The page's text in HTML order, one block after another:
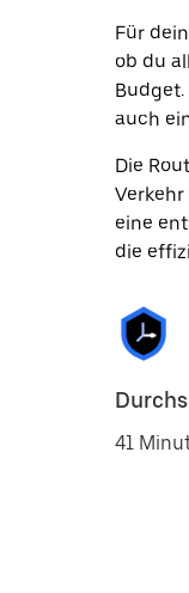
Für
ob du
auch
Die
eine
die
41